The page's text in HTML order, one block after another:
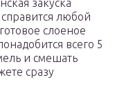
закуска
любой
слоеное
всего 5
и смешать
сразу